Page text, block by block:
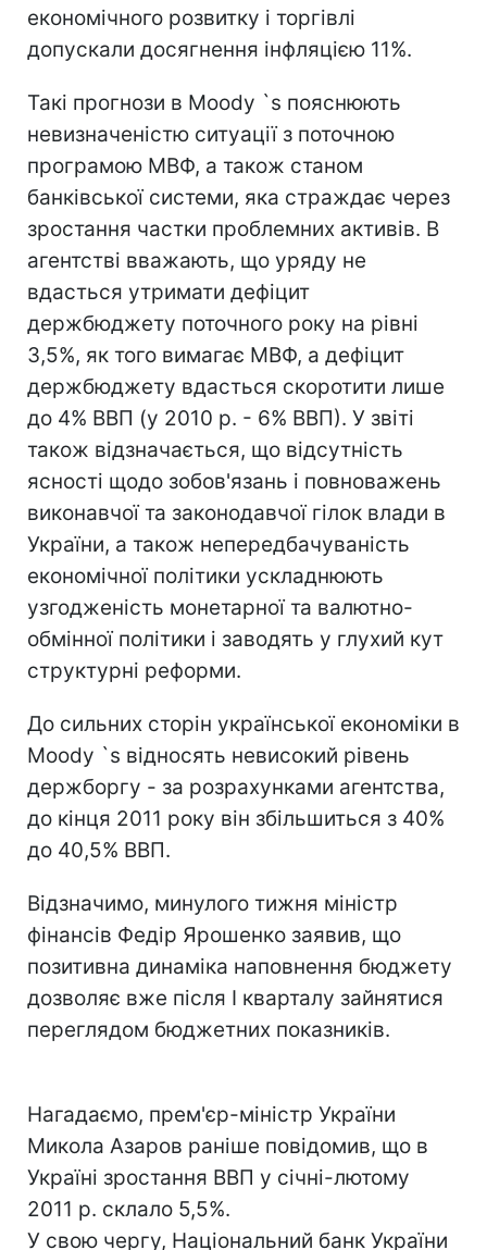
економічного розвитку і торгівлі
допускали досягнення інфляцією 11%.
Такі прогнози в Moody `s пояснюють
невизначеністю ситуації з поточною
програмою МВФ, а також станом
банківської системи, яка страждає через
зростання частки проблемних активів. В
агентстві вважають, що уряду не
вдасться утримати дефіцит
держбюджету поточного року на рівні
3,5%, як того вимагає МВФ, а дефіцит
держбюджету вдасться скоротити лише
до 4% ВВП (у 2010 р. - 6% ВВП). У звіті
також відзначається, що відсутність
ясності щодо зобов'язань і повноважень
виконавчої та законодавчої гілок влади в
України, а також непередбачуваність
економічної політики ускладнюють
узгодженість монетарної та валютно-
обмінної політики і заводять у глухий кут
структурні реформи.
До сильних сторін української економіки в
Moody `s відносять невисокий рівень
держборгу - за розрахунками агентства,
до кінця 2011 року він збільшиться з 40%
до 40,5% ВВП.
Відзначимо, минулого тижня міністр
фінансів Федір Ярошенко заявив, що
позитивна динаміка наповнення бюджету
дозволяє вже після I кварталу зайнятися
переглядом бюджетних показників.
Нагадаємо, прем'єр-міністр України
Микола Азаров раніше повідомив, що в
Україні зростання ВВП у січні-лютому
2011 р. склало 5,5%.
У свою чергу, Національний банк України